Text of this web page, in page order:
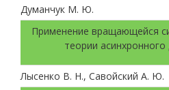
Думанчук М. Ю.
Применение вращающейся
теории асинхронного
Лысенко В. Н., Савойский А. Ю.